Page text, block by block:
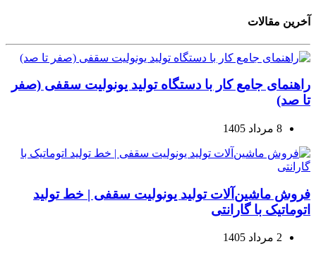
آخرین مقالات
راهنمای جامع کار با دستگاه تولید یونولیت سقفی (صفر
تا صد)
8 مرداد 1405
فروش ماشین‌آلات تولید یونولیت سقفی | خط تولید
اتوماتیک با گارانتی
2 مرداد 1405